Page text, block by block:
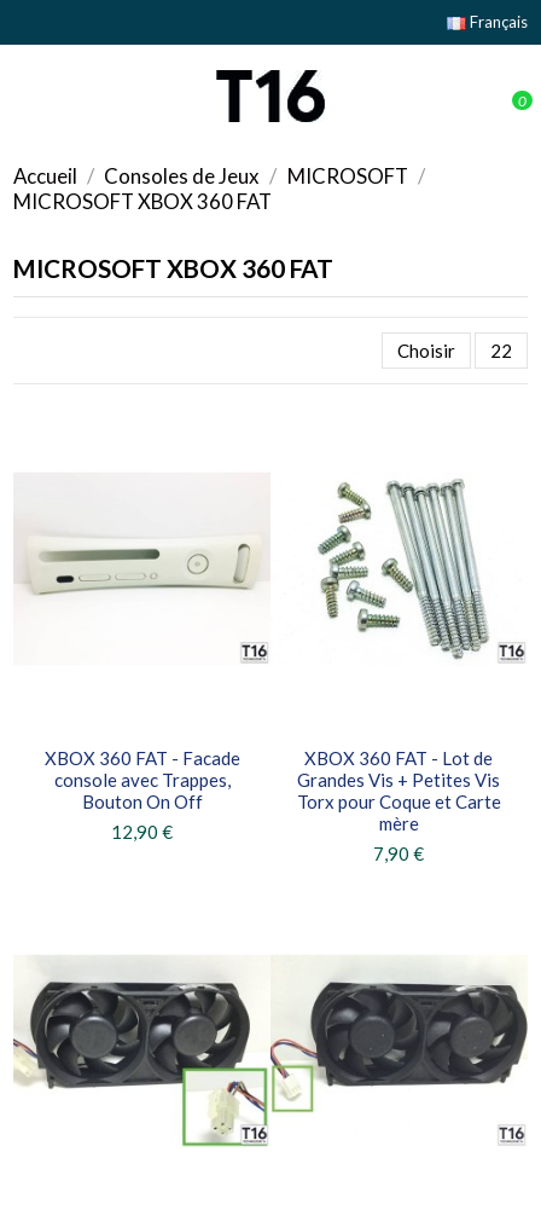
Français
0
Accueil Consoles de Jeux
MICROSOFT
MICROSOFT XBOX 360 FAT
MICROSOFT XBOX 360 FAT
Choisir 22
XBOX 360 FAT - Facade
console avec Trappes,
Bouton On Off
12,90 €
XBOX 360 FAT - Lot de
Grandes Vis + Petites Vis
Torx pour Coque et Carte
mère
7,90 €